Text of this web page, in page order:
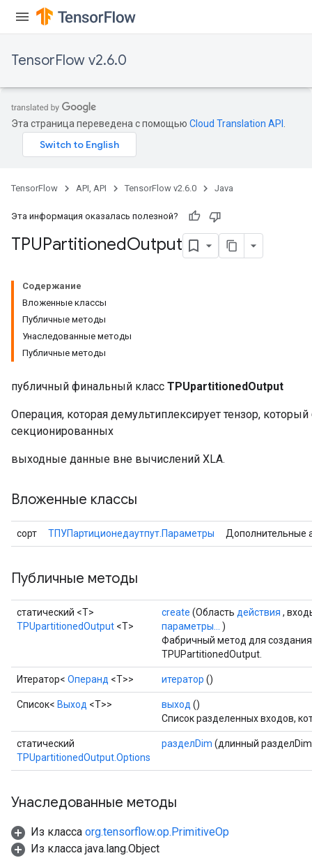
TensorFlow v2.6.0
Эта страница переведена с помощью Cloud Translation API
TensorFlow API, API TensorFlow v2.6.0 Java
Эта информация оказалась полезной?
TPUPartitionedOutput
Содержание
Вложенные классы
Публичные методы
Унаследованные методы
Публичные методы
публичный финальный класс TPUpartitionedOutput
Операция, которая демультиплексирует тензор,
секционированных
выходные данные вне вычислений XLA.
Вложенные классы
сорт ТПУПартиционедаутпут.Параметры Дополнительные
Публичные методы
статический <T>
TPUpartitionedOutput <T>
create (Область действия ,
параметры...
)
Фабричный метод для
TPUPartitionedOutput.
Итератор< Операнд <T>> итератор ()
Список< Выход <T>> выход ()
Список разделенных входов,
статический
TPUpartitionedOutput.Options
разделDim (длинный
Унаследованные методы
Из класса org.tensorflow.op.PrimitiveOp
Из класса java.lang.Object